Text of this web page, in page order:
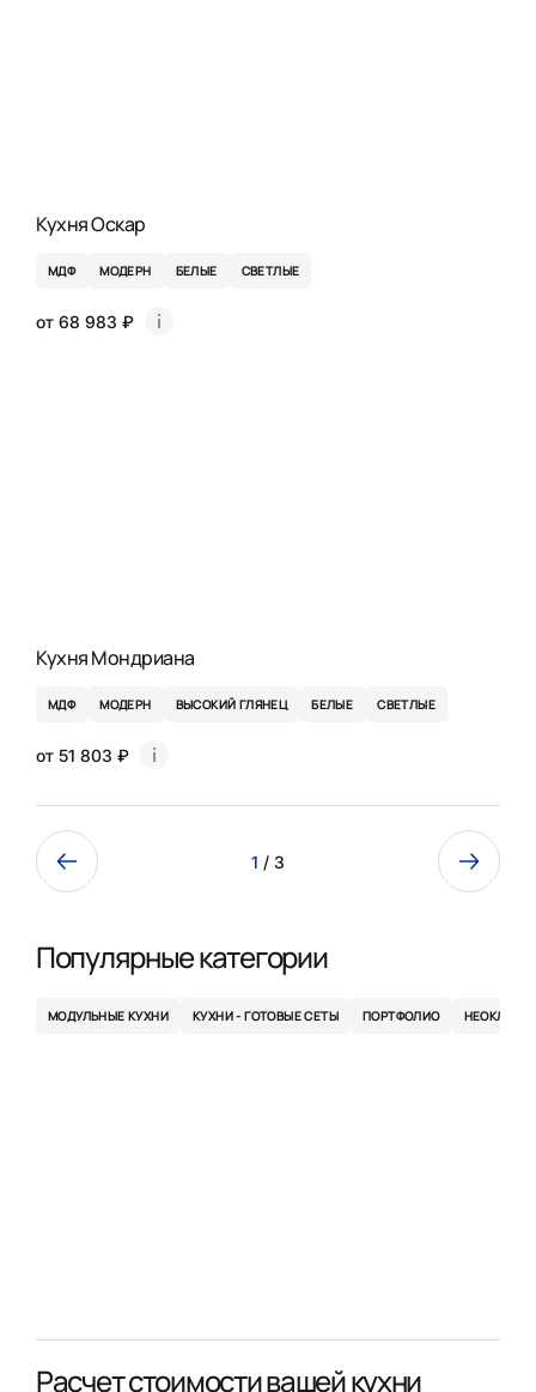
Кухня Оскар
МДФ МОДЕРН БЕЛЫЕ СВЕТЛЫЕ
от 68 983 ₽
Кухня Мондриана
МДФ МОДЕРН ВЫСОКИЙ ГЛЯНЕЦ БЕЛЫЕ СВЕТЛЫЕ
от 51 803 ₽
1 / 3
Популярные категории
МОДУЛЬНЫЕ КУХНИ КУХНИ - ГОТОВЫЕ СЕТЫ ПОРТФОЛИО
Расчет стоимости вашей кухни